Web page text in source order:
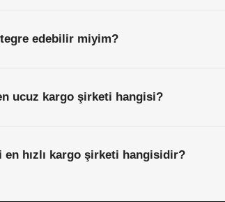
edebilir miyim?
ucuz kargo şirketi hangisi?
en hızlı kargo şirketi hangisidir?